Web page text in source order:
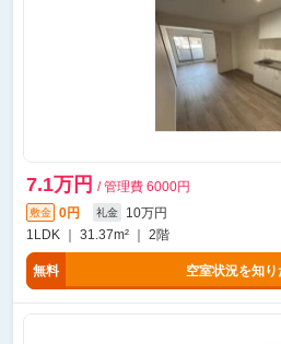
7.1万円 / 管理費 6000円
敷金 0円 礼金
10万円
1LDK ｜ 31.37m² ｜ 2階
無料 空室状況を知り